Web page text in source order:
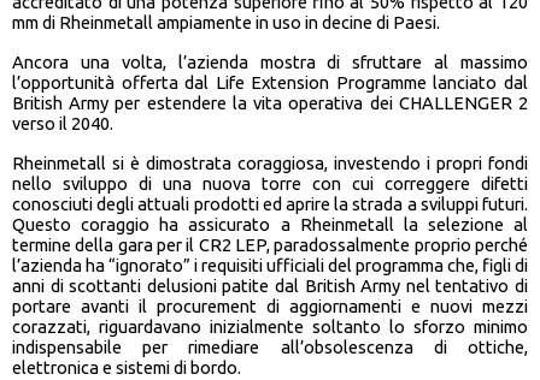
mm di Rheinmetall ampiamente in uso in decine di Paesi.
Ancora una volta, l’azienda mostra di sfruttare al massimo
l’opportunità offerta dal Life Extension Programme lanciato dal
British Army per estendere la vita operativa dei CHALLENGER 2
verso il 2040.
Rheinmetall si è dimostrata coraggiosa, investendo i propri fondi
nello sviluppo di una nuova torre con cui correggere difetti
conosciuti degli attuali prodotti ed aprire la strada a sviluppi futuri.
Questo coraggio ha assicurato a Rheinmetall la selezione al
termine della gara per il CR2 LEP, paradossalmente proprio perché
l’azienda ha “ignorato” i requisiti ufficiali del programma che, figli di
anni di scottanti delusioni patite dal British Army nel tentativo di
portare avanti il procurement di aggiornamenti e nuovi mezzi
corazzati, riguardavano inizialmente soltanto lo sforzo minimo
indispensabile per rimediare all’obsolescenza di ottiche,
elettronica e sistemi di bordo.